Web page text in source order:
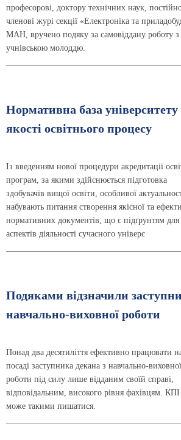
професорові, доктору технічних наук,
членові журі секції «Електроніка та
МАН, вручено подяку за самовіддану роботу
учнівською молоддю.
Нормативна база
якості освітнього процесу
Із введенням нової процедури акредитації
програм, за якими здійснюється підготовка
здобувачів вищої освіти, особливої
набувають питання створення якісної та
нормативних документів, що є підґрунтям для
аспектів діяльності сучасного універс
Подяками відзначили
навчально-виховної роботи
Понад два десятиліття ефективно працювати
посаді заступника декана з навчально-виховної
роботи під силу лише відданим своїй справі,
відповідальним, високого рівня фахівцям. КПІ
може такими пишатися.